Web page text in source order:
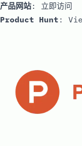
产品网站: 立即访问
Product Hunt :